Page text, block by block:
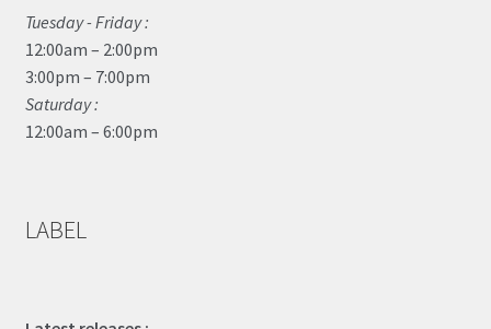
Tuesday - Friday :
12:00am – 2:00pm
3:00pm – 7:00pm
Saturday :
12:00am – 6:00pm
LABEL